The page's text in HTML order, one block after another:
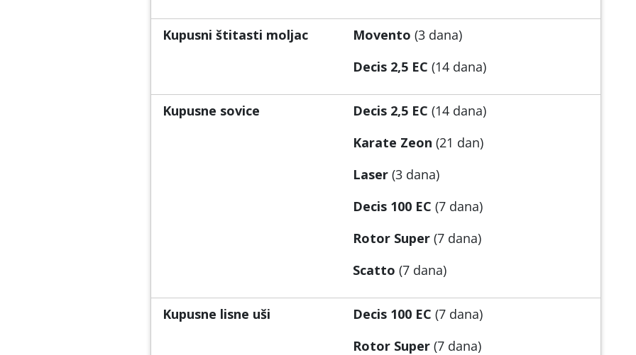
Kupusni štitasti moljac Movento (3 dana)
Decis 2,5 EC (14 dana)
Kupusne sovice Decis 2,5 EC (14 dana)
Karate Zeon (21 dan)
Laser (3 dana)
Decis 100 EC (7 dana)
Rotor Super (7 dana)
Scatto (7 dana)
Kupusne lisne uši Decis 100 EC (7 dana)
Rotor Super (7 dana)